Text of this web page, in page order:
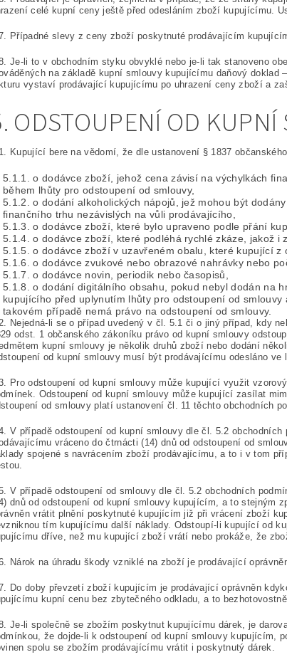
celé kupní ceny ještě před odesláním zboží kupujícímu.
Případné slevy z ceny zboží poskytnuté prodávajícím
Je-li to v obchodním styku obvyklé nebo je-li tak stanoveno
na základě kupní smlouvy kupujícímu daňový
vystaví prodávající kupujícímu po uhrazení ceny zboží a
ODSTOUPENÍ OD KUPNÍ
Kupující bere na vědomí, že dle ustanovení § 1837
5.1.1. o dodávce zboží, jehož cena závisí na výchylkách
během lhůty pro odstoupení od smlouvy,
5.1.2. o dodání alkoholických nápojů, jež mohou být
finančního trhu nezávislých na vůli prodávajícího,
5.1.3. o dodávce zboží, které bylo upraveno podle přání
5.1.4. o dodávce zboží, které podléhá rychlé zkáze, jakož
5.1.5. o dodávce zboží v uzavřeném obalu, které kupující
5.1.6. o dodávce zvukové nebo obrazové nahrávky nebo
5.1.7. o dodávce novin, periodik nebo časopisů,
5.1.8. o dodání digitálního obsahu, pokud nebyl dodán na
kupujícího před uplynutím lhůty pro odstoupení od
takovém případě nemá právo na odstoupení od smlouvy.
Nejedná-li se o případ uvedený v čl. 5.1 či o jiný případ, kdy
odst. 1 občanského zákoníku právo od kupní smlouvy
kupní smlouvy je několik druhů zboží nebo dodání
od kupní smlouvy musí být prodávajícímu odesláno ve
Pro odstoupení od kupní smlouvy může kupující využit
Odstoupení od kupní smlouvy může kupující zasílat
od smlouvy platí ustanovení čl. 11 těchto obchodních
V případě odstoupení od kupní smlouvy dle čl. 5.2
vráceno do čtrnácti (14) dnů od odstoupení od
spojené s navrácením zboží prodávajícímu, a to i v tom
V případě odstoupení od smlouvy dle čl. 5.2 obchodních
dnů od odstoupení od kupní smlouvy kupujícím, a to stejným
vrátit plnění poskytnuté kupujícím již při vrácení zboží
tím kupujícímu další náklady. Odstoupí-li kupující od
dříve, než mu kupující zboží vrátí nebo prokáže, že
Nárok na úhradu škody vzniklé na zboží je prodávající
Do doby převzetí zboží kupujícím je prodávající oprávněn
kupní cenu bez zbytečného odkladu, a to
Je-li společně se zbožím poskytnut kupujícímu dárek, je
že dojde-li k odstoupení od kupní smlouvy kupujícím,
spolu se zbožím prodávajícímu vrátit i poskytnutý dárek.